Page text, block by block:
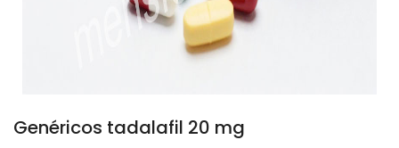
Genéricos tadalafil 20 mg